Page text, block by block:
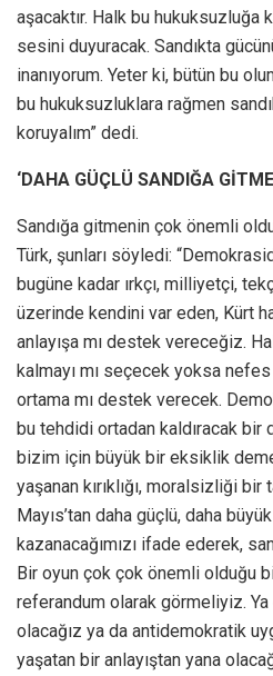
aşacaktır. Halk bu hukuksuzluğa
sesini duyuracak. Sandıkta
inanıyorum. Yeter ki, bütün bu
bu hukuksuzluklara rağmen
koruyalım” dedi.
‘DAHA GÜÇLÜ SANDIĞA
Sandığa gitmenin çok önemli
Türk, şunları söyledi:
bugüne kadar ırkçı, milliyetçi,
üzerinde kendini var eden, Kürt
anlayışa mı destek vereceğiz.
kalmayı mı seçecek yoksa
ortama mı destek verecek.
bu tehdidi ortadan kaldıracak bir
bizim için büyük bir eksiklik
yaşanan kırıklığı, moralsizliği bir
Mayıs’tan daha güçlü, daha
kazanacağımızı ifade ederek,
Bir oyun çok çok önemli olduğu
referandum olarak görmeliyiz.
olacağız ya da antidemokratik
yaşatan bir anlayıştan yana